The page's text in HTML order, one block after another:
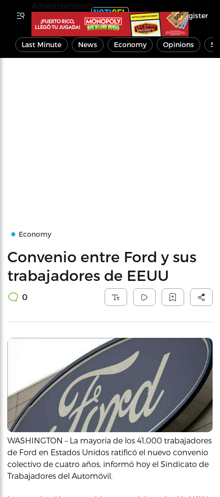
Register
Last Minute News Economy Opinions
Economy
Convenio entre Ford y sus
trabajadores de EEUU
0
WASHINGTON – La mayoría de los 41,000 trabajadores
de Ford en Estados Unidos ratificó el nuevo convenio
colectivo de cuatro años, informó hoy el Sindicato de
Trabajadores del Automóvil.
Advertisements